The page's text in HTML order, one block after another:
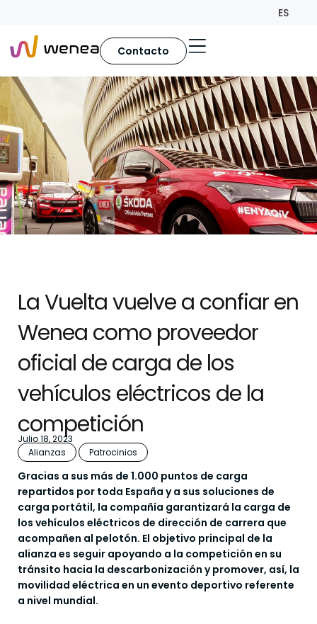
ES
Contacto
La Vuelta vuelve a confiar en
Wenea como proveedor
oficial de carga de los
vehículos eléctricos de la
competición
Julio 18, 2023
Alianzas
Patrocinios
Gracias a sus más de 1.000 puntos de carga
repartidos por toda España y a sus soluciones de
carga portátil, la compañía garantizará la carga de
los vehículos eléctricos de dirección de carrera que
acompañen al pelotón. El objetivo principal de la
alianza es seguir apoyando a la competición en su
tránsito hacia la descarbonización y promover, así, la
movilidad eléctrica en un evento deportivo referente
a nivel mundial.